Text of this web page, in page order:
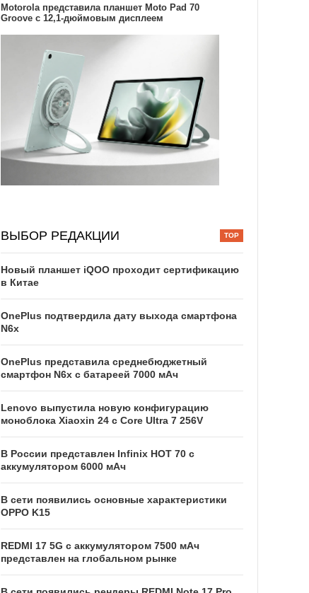
Motorola представила планшет Moto Pad 70
Groove с 12,1-дюймовым дисплеем
ВЫБОР РЕДАКЦИИ
Новый планшет iQOO проходит сертификацию
в Китае
OnePlus подтвердила дату выхода смартфона
N6x
OnePlus представила среднебюджетный
смартфон N6x с батареей 7000 мАч
Lenovo выпустила новую конфигурацию
моноблока Xiaoxin 24 с Core Ultra 7 256V
В России представлен Infinix HOT 70 с
аккумулятором 6000 мАч
В сети появились основные характеристики
OPPO K15
REDMI 17 5G c аккумулятором 7500 мАч
представлен на глобальном рынке